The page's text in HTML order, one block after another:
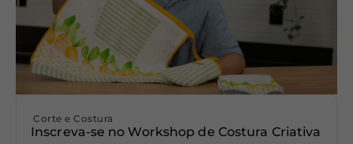
Corte e Costura
Inscreva-se no Workshop de Costura Criativa